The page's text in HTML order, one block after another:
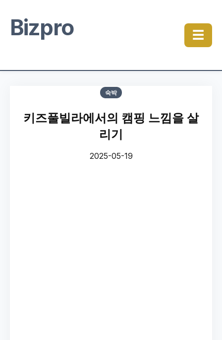
Bizpro ☰
숙박
키즈풀빌라에서의 캠핑 느낌을 살
리기
2025-05-19